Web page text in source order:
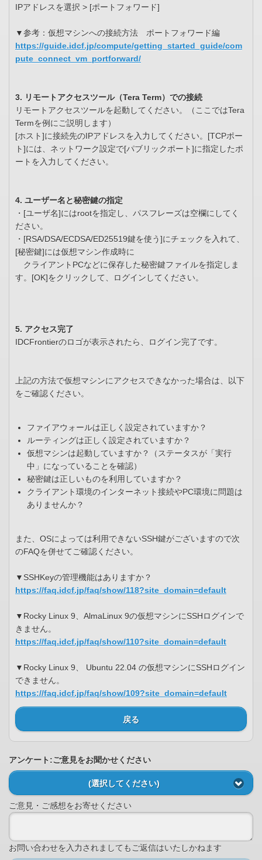
IPアドレスを選択 > [ポートフォワード]
▼参考：仮想マシンへの接続方法 ポートフォワード編
https://guide.idcf.jp/compute/getting_started_guide/com
pute_connect_vm_portforward/
3. リモートアクセスツール（Tera Term）での接続
リモートアクセスツールを起動してください。（ここではTera
Termを例にご説明します）
[ホスト]に接続先のIPアドレスを入力してください。[TCPポー
ト]には、ネットワーク設定で[パブリックポート]に指定したポ
ートを入力してください。
4. ユーザー名と秘密鍵の指定
・[ユーザ名]にはrootを指定し、パスフレーズは空欄にしてく
ださい。
・[RSA/DSA/ECDSA/ED25519鍵を使う]にチェックを入れて、
[秘密鍵]には仮想マシン作成時に
クライアントPCなどに保存した秘密鍵ファイルを指定しま
す。[OK]をクリックして、ログインしてください。
5. アクセス完了
IDCFrontierのロゴが表示されたら、ログイン完了です。
上記の方法で仮想マシンにアクセスできなかった場合は、以下
をご確認ください。
ファイアウォールは正しく設定されていますか？
ルーティングは正しく設定されていますか？
仮想マシンは起動していますか？（ステータスが「実行
中」になっていることを確認）
秘密鍵は正しいものを利用していますか？
クライアント環境のインターネット接続やPC環境に問題は
ありませんか？
また、OSによっては利用できないSSH鍵がございますので次
のFAQを併せてご確認ください。
▼SSHKeyの管理機能はありますか？
https://faq.idcf.jp/faq/show/118?site_domain=default
▼Rocky Linux 9、AlmaLinux 9の仮想マシンにSSHログインで
きません。
https://faq.idcf.jp/faq/show/110?site_domain=default
▼Rocky Linux 9、 Ubuntu 22.04 の仮想マシンにSSHログイン
できません。
https://faq.idcf.jp/faq/show/109?site_domain=default
戻る
アンケート:ご意見をお聞かせください
(選択してください)
ご意見・ご感想をお寄せください
お問い合わせを入力されましてもご返信はいたしかねます